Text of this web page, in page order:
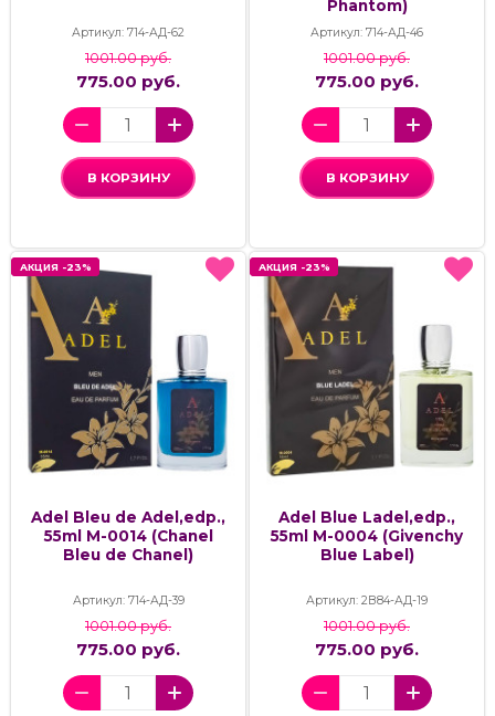
Артикул: 714-АД-62
1001.00 руб.
775.00 руб.
В КОРЗИНУ
Phantom)
Артикул: 714-АД-46
1001.00 руб.
775.00 руб.
В КОРЗИНУ
АКЦИЯ -23%
Adel Bleu de Adel,edp.,
55ml М-0014 (Chanel
Bleu de Chanel)
Артикул: 714-АД-39
АКЦИЯ -23%
1001.00 руб.
775.00 руб.
АКЦИЯ -23%
Adel Blue Ladel,edp.,
55ml M-0004 (Givenchy
Blue Label)
Артикул: 2В84-АД-19
АКЦИЯ -23%
1001.00 руб.
775.00 руб.